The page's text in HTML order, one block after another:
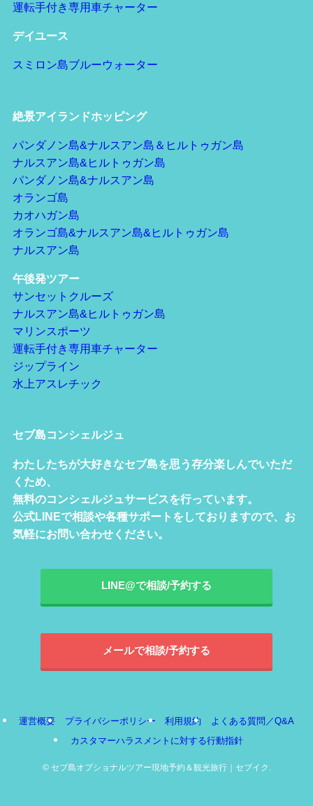
運転手付き専用車チャーター
デイユース
スミロン島ブルーウォーター
絶景アイランドホッピング
パンダノン島&ナルスアン島＆ヒルトゥガン島
ナルスアン島&ヒルトゥガン島
パンダノン島&ナルスアン島
オランゴ島
カオハガン島
オランゴ島&ナルスアン島&ヒルトゥガン島
ナルスアン島
午後発ツアー
サンセットクルーズ
ナルスアン島&ヒルトゥガン島
マリンスポーツ
運転手付き専用車チャーター
ジップライン
水上アスレチック
セブ島コンシェルジュ
わたしたちが大好きなセブ島を思う存分楽しんでいただ
くため、
無料のコンシェルジュサービスを行っています。
公式LINEで相談や各種サポートをしておりますので、お
気軽にお問い合わせください。
LINE@で相談/予約する
メールで相談/予約する
運営概要 プライバシーポリシー 利用規約
よくある質問／Q&A
カスタマーハラスメントに対する行動指針
©セブ島オプショナルツアー現地予約＆観光旅行｜セブイク.